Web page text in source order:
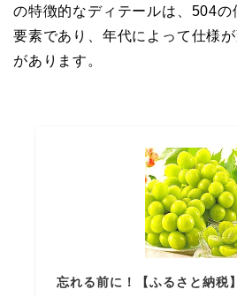
の特徴的なディテールは、504の
要素であり、年代によって仕様
があります。
忘れる前に！【ふるさと納税